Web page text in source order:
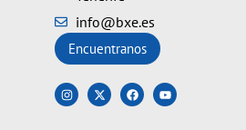
info@bxe.es
Encuentranos